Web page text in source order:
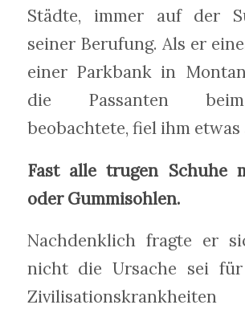
Städte, immer auf der
seiner Berufung. Als er
einer Parkbank in
die Passanten
beobachtete, fiel ihm etwas
Fast alle trugen Schuhe
oder Gummisohlen.
Nachdenklich fragte er
nicht die Ursache sei